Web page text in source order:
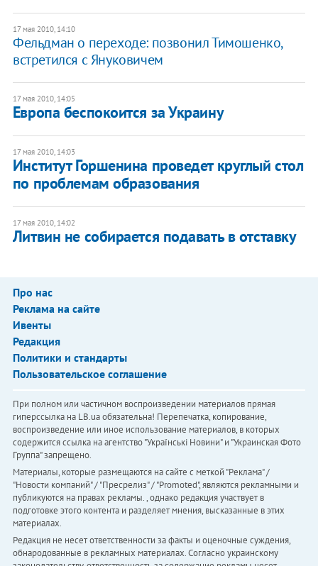
17 мая 2010, 14:10
Фельдман о переходе: позвонил Тимошенко,
встретился с Януковичем
17 мая 2010, 14:05
Европа беспокоится за Украину
17 мая 2010, 14:03
Институт Горшенина проведет круглый стол
по проблемам образования
17 мая 2010, 14:02
Литвин не собирается подавать в отставку
Про нас
Реклама на сайте
Ивенты
Редакция
Политики и стандарты
Пользовательское соглашение
При полном или частичном воспроизведении материалов прямая
гиперссылка на LB.ua обязательна! Перепечатка, копирование,
воспроизведение или иное использование материалов, в которых
содержится ссылка на агентство "Українськi Новини" и "Украинская Фото
Группа" запрещено.
Материалы, которые размещаются на сайте с меткой "Реклама" /
"Новости компаний" / "Пресрелиз" / "Promoted", являются рекламными и
публикуются на правах рекламы. , однако редакция участвует в
подготовке этого контента и разделяет мнения, высказанные в этих
материалах.
Редакция не несет ответственности за факты и оценочные суждения,
обнародованные в рекламных материалах. Согласно украинскому